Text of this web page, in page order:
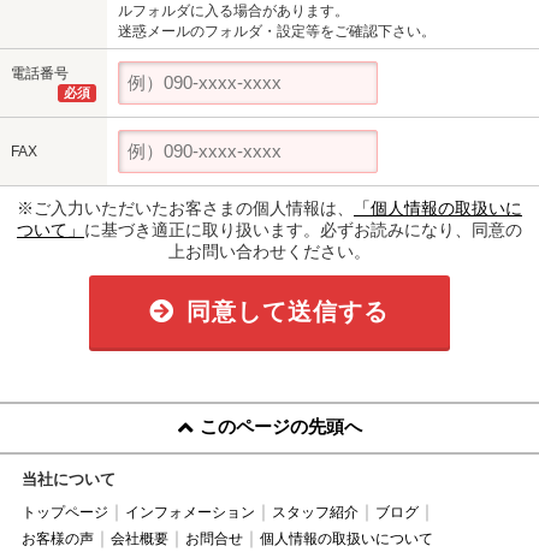
ルフォルダに入る場合があります。
迷惑メールのフォルダ・設定等をご確認下さい。
電話番号
必須
FAX
※ご入力いただいたお客さまの個人情報は、
「個人情報の取扱いに
ついて」 に基づき適正に取り扱います。必ずお読みになり、同意の
上お問い合わせください。
同意して送信する
このページの先頭へ
当社について
トップページ インフォメーション スタッフ紹介
ブログ
お客様の声
会社概要 お問合せ 個人情報の取扱いについて